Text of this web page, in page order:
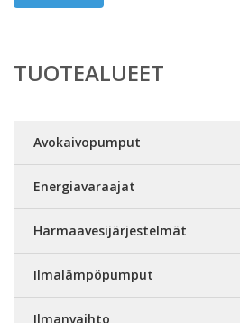
TUOTEALUEET
Avokaivopumput
Energiavaraajat
Harmaavesijärjestelmät
Ilmalämpöpumput
Ilmanvaihto